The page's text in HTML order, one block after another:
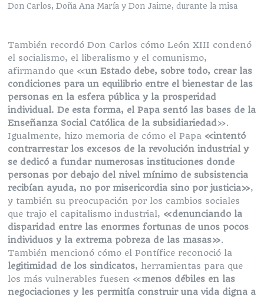
Don Carlos, Doña Ana María y Don Jaime, durante la misa
También recordó Don Carlos cómo León XIII condenó
el socialismo, el liberalismo y el comunismo,
afirmando que «un Estado debe, sobre todo, crear las
condiciones para un equilibrio entre el bienestar de las
personas en la esfera pública y la prosperidad
individual. De esta forma, el Papa sentó las bases de la
Enseñanza Social Católica de la subsidiariedad».
Igualmente, hizo memoria de cómo el Papa «intentó
contrarrestar los excesos de la revolución industrial y
se dedicó a fundar numerosas instituciones donde
personas por debajo del nivel mínimo de subsistencia
recibían ayuda, no por misericordia sino por justicia»,
y también su preocupación por los cambios sociales
que trajo el capitalismo industrial, «denunciando la
disparidad entre las enormes fortunas de unos pocos
individuos y la extrema pobreza de las masas».
También mencionó cómo el Pontífice reconoció la
legitimidad de los sindicatos, herramientas para que
los más vulnerables fuesen «menos débiles en las
negociaciones y les permitía construir una vida digna a